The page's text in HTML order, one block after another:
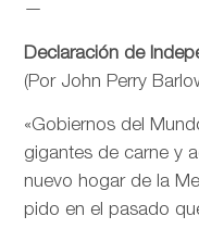
—
Declaración de
(Por John Perry
«Gobiernos del
gigantes de carne y
nuevo hogar de la
pido en el pasado